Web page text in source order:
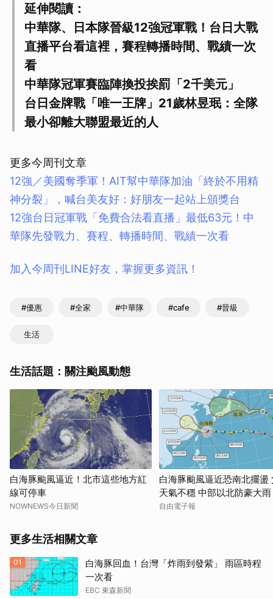
延伸閱讀：
中華隊、日本隊晉級12強冠軍戰！台日大戰
直播平台看這裡，賽程轉播時間、戰績一次
看
中華隊冠軍賽臨陣換投挨罰「2千美元」
台日金牌戰「唯一王牌」21歲林昱珉：全隊
最小卻離大聯盟最近的人
更多今周刊文章
12強／美國奪季軍！AIT幫中華隊加油「終於不用精
神分裂」，喊台美友好：好朋友一起站上頒獎台
12強台日冠軍戰「免費合法看直播」最低63元！中
華隊先發戰力、賽程、轉播時間、戰績一次看
加入今周刊LINE好友，掌握更多資訊！
#優惠 #全家 #中華隊 #cafe #晉級
生活
生活話題：關注颱風動態
白海豚颱風逼近！北市這些地方紅
線可停車
NOWNEWS今日新聞
白海豚颱風逼近恐南北擺盪
天氣不穩 中部以北防豪大雨
自由電子報
更多生活相關文章
01
白海豚回血！台灣「炸雨到發紫」 雨區時程
一次看
EBC 東森新聞
取消